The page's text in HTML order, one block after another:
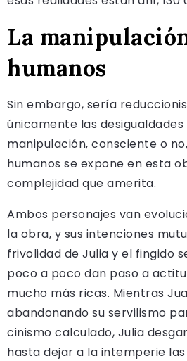
La
humanos
Sin embargo, sería
únicamente las
manipulación, consciente o
humanos se expone en esta
complejidad que amerita.
Ambos personajes van
la obra, y sus intenciones
frivolidad de Julia y el fingido
poco a poco dan paso a
mucho más ricas. Mientras
abandonando su servilismo
cinismo calculado, Julia
hasta dejar a la intemperie